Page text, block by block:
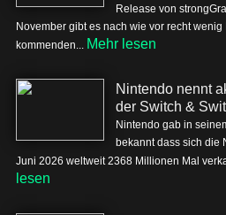
Release von
November gibt es nach wie vor recht
kommenden... Mehr lesen
Nintendo nennt
der Switch &
Nintendo gab in
bekannt dass sich die
Juni 2026 weltweit 2368 Millionen Mal
lesen